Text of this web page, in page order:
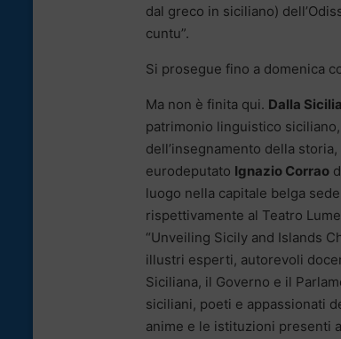
dal greco in siciliano)
cuntu”.
Si prosegue fino a domenica
Ma non è finita qui. Dalla
patrimonio linguistico
dell’insegnamento della
eurodeputato Ignazio Corrao
luogo nella capitale belga
rispettivamente al Teatro
“Unveiling Sicily and Islands
illustri esperti, autorevoli
Siciliana, il Governo e il
siciliani, poeti e appassionati
anime e le istituzioni presenti